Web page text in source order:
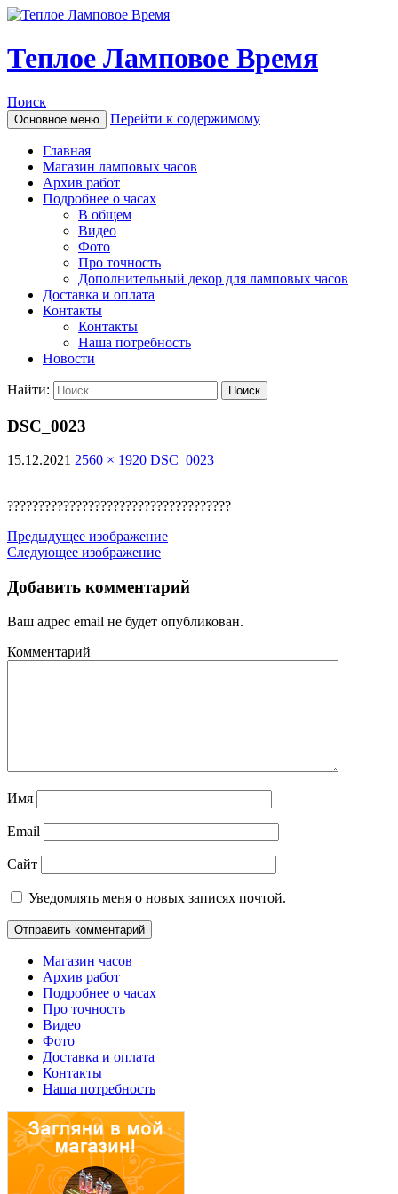
Теплое Ламповое Время
Поиск
Основное меню Перейти к содержимому
Главная
Магазин ламповых часов
Архив работ
Подробнее о часах
В общем
Видео
Фото
Про точность
Дополнительный декор для ламповых часов
Доставка и оплата
Контакты
Контакты
Наша потребность
Новости
Найти:
DSC_0023
15.12.2021 2560 × 1920 DSC_0023
????????????????????????????????????
Предыдущее изображение
Следующее изображение
Добавить комментарий
Ваш адрес email не будет опубликован.
Комментарий
Имя
Email
Сайт
Уведомлять меня о новых записях почтой.
Магазин часов
Архив работ
Подробнее о часах
Про точность
Видео
Фото
Доставка и оплата
Контакты
Наша потребность